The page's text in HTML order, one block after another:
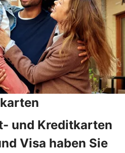
und Kreditkarten
Visa haben Sie